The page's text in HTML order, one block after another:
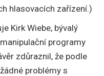
hlasovacích zařízení.)
Kirk Wiebe, bývalý
programy
zdůraznil, že podle
problémy s